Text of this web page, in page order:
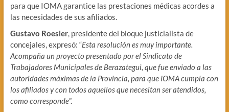
para que IOMA garantice las prestaciones médicas acordes a
las necesidades de sus afiliados.
Gustavo Roesler, presidente del bloque justicialista de
concejales, expresó: “Esta resolución es muy importante.
Acompaña un proyecto presentado por el Sindicato de
Trabajadores Municipales de Berazategui, que fue enviado a las
autoridades máximas de la Provincia, para que IOMA cumpla con
los afiliados y con todos aquellos que necesitan ser atendidos,
como corresponde”.